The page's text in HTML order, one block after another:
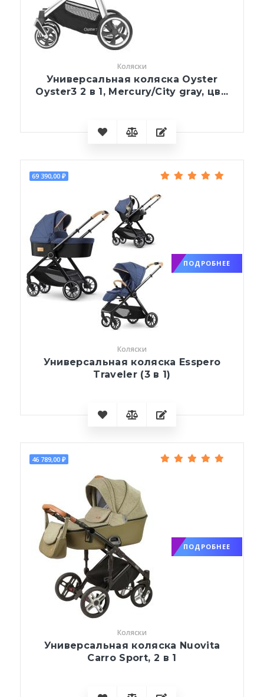
Коляски
Универсальная коляска Oyster
Oyster3 2 в 1, Mercury/City gray, цв...
69 390,00 ₽
ПОДРОБНЕЕ
Коляски
Универсальная коляска Esspero
Traveler (3 в 1)
46 789,00 ₽
ПОДРОБНЕЕ
Коляски
Универсальная коляска Nuovita
Carro Sport, 2 в 1